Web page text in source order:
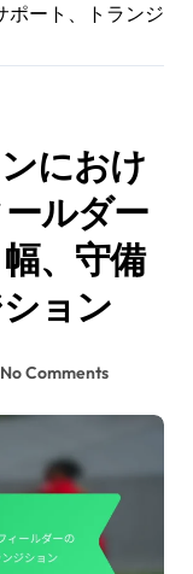
ポート、トランジ
におけ
ルダー
、守備
ョン
No Comments